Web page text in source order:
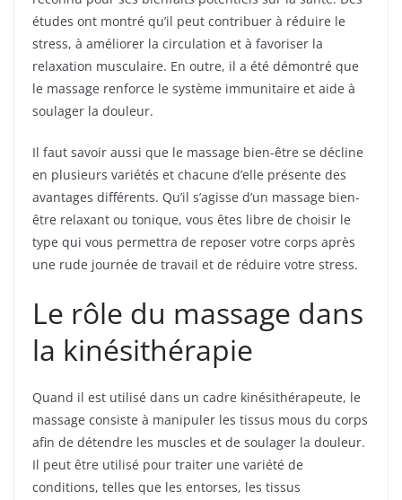
études ont montré qu’il peut contribuer à réduire le
stress, à améliorer la circulation et à favoriser la
relaxation musculaire. En outre, il a été démontré que
le massage renforce le système immunitaire et aide à
soulager la douleur.
Il faut savoir aussi que le massage bien-être se décline
en plusieurs variétés et chacune d’elle présente des
avantages différents. Qu’il s’agisse d’un massage bien-
être relaxant ou tonique, vous êtes libre de choisir le
type qui vous permettra de reposer votre corps après
une rude journée de travail et de réduire votre stress.
Le rôle du massage dans
la kinésithérapie
Quand il est utilisé dans un cadre kinésithérapeute, le
massage consiste à manipuler les tissus mous du corps
afin de détendre les muscles et de soulager la douleur.
Il peut être utilisé pour traiter une variété de
conditions, telles que les entorses, les tissus